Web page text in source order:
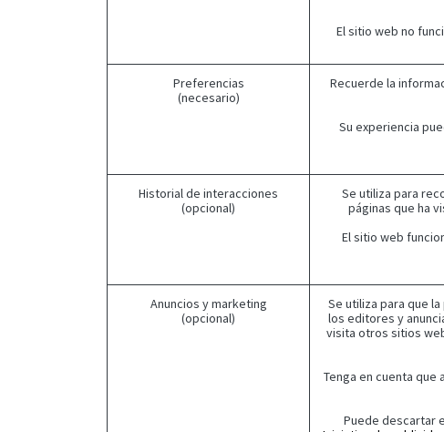
El sitio web no
Preferencias
(necesario)
Recuerde la
Su experiencia
Historial de interacciones
(opcional)
Se utiliza para
páginas que ha
El sitio web
Anuncios y marketing
(opcional)
Se utiliza para que
los editores y
visita otros sitios
Tenga en cuenta
Puede descartar